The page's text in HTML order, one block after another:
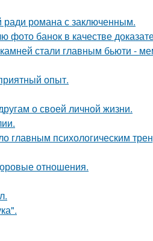
ради романа с заключенным.
банок в качестве
стали главным бьюти -
опыт.
о своей личной жизни.
главным психологическим
отношения.